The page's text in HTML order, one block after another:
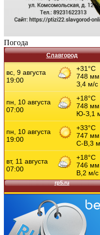
Погода
Славгород